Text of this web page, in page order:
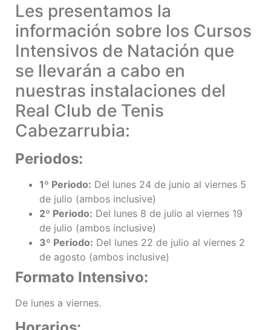
Les presentamos la
información sobre los Cursos
Intensivos de Natación que
se llevarán a cabo en
nuestras instalaciones del
Real Club de Tenis
Cabezarrubia:
Periodos:
1º Periodo: Del lunes 24 de junio al viernes 5
de julio (ambos inclusive)
2º Periodo: Del lunes 8 de julio al viernes 19
de julio (ambos inclusive)
3º Periodo: Del lunes 22 de julio al viernes 2
de agosto (ambos inclusive)
Formato Intensivo:
De lunes a viernes.